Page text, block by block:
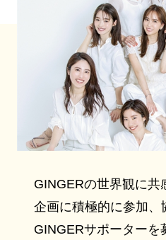
GINGERの世界観に共
企画に積極的に参加、
GINGERサポーターを